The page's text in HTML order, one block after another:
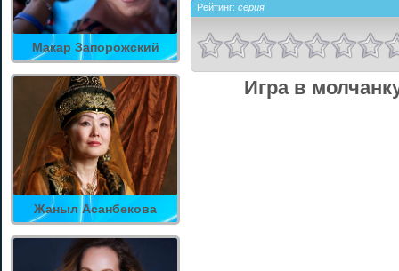
Макар Запорожский
Жаныл Асанбекова
Рейтинг: серия
Игра в